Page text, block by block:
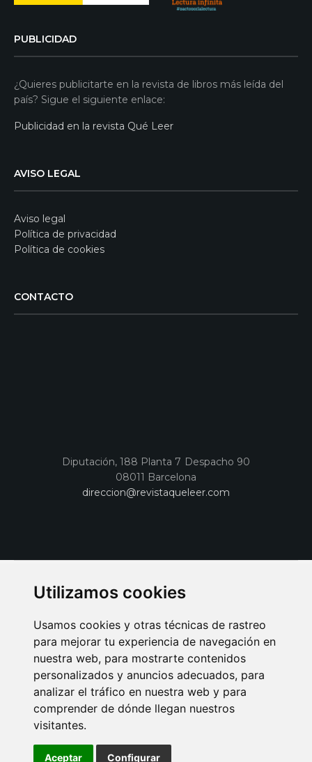
Utilizamos cookies
Usamos cookies y otras técnicas de rastreo
para mejorar tu experiencia de navegación en
nuestra web, para mostrarte contenidos
personalizados y anuncios adecuados, para
analizar el tráfico en nuestra web y para
comprender de dónde llegan nuestros
visitantes.
Aceptar Configurar
PUBLICIDAD
¿Quieres publicitarte en la revista de libros más leída del
país? Sigue el siguiente enlace:
Publicidad en la revista Qué Leer
AVISO LEGAL
Aviso legal
Política de privacidad
Política de cookies
CONTACTO
Diputación, 188 Planta 7 Despacho 90
08011 Barcelona
direccion@revistaqueleer.com
AVISO LEGAL POLITICA DE COOKIES
POLITICA DE PRIVACIDAD
PUBLICIDAD EN LA REVISTA QUÉ LEER
SORTEO-PREESTRENOS
SUSCRIPCIONES
Connecor Revistas